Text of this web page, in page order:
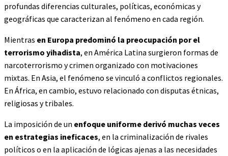
profundas diferencias culturales, políticas, económicas y
geográficas que caracterizan al fenómeno en cada región.
Mientras en Europa predominó la preocupación por el
terrorismo yihadista, en América Latina surgieron formas de
narcoterrorismo y crimen organizado con motivaciones
mixtas. En Asia, el fenómeno se vinculó a conflictos regionales.
En África, en cambio, estuvo relacionado con disputas étnicas,
religiosas y tribales.
La imposición de un enfoque uniforme derivó muchas veces
en estrategias ineficaces, en la criminalización de rivales
políticos o en la aplicación de lógicas ajenas a las necesidades